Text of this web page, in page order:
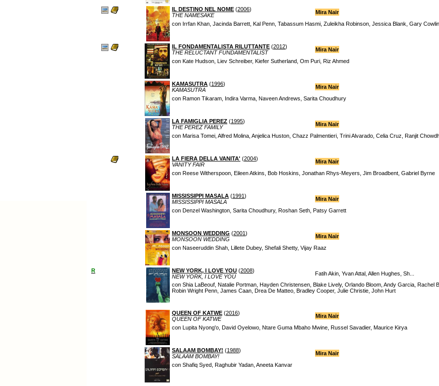
IL DESTINO NEL NOME (2006)
THE NAMESAKE
Mira Nair
con Irrfan Khan, Jacinda Barrett, Kal Penn, Tabassum Hasmi, Zuleikha Robinson, Jessica Blank, Gary
IL FONDAMENTALISTA RILUTTANTE (2012)
THE RELUCTANT FUNDAMENTALIST
Mira Nair
con Kate Hudson, Liev Schreiber, Kiefer Sutherland, Om Puri, Riz Ahmed
KAMASUTRA (1996)
KAMASUTRA
Mira Nair
con Ramon Tikaram, Indira Varma, Naveen Andrews, Sarita Choudhury
LA FAMIGLIA PEREZ (1995)
THE PEREZ FAMILY
Mira Nair
con Marisa Tomei, Alfred Molina, Anjelica Huston, Chazz Palmentieri, Trini Alvarado, Celia Cruz, Ranjit
LA FIERA DELLA VANITA' (2004)
VANITY FAIR
Mira Nair
con Reese Witherspoon, Eileen Atkins, Bob Hoskins, Jonathan Rhys-Meyers, Jim Broadbent, Gabriel Byrne
MISSISSIPPI MASALA (1991)
MISSISSIPPI MASALA
Mira Nair
con Denzel Washington, Sarita Choudhury, Roshan Seth, Patsy Garrett
MONSOON WEDDING (2001)
MONSOON WEDDING
Mira Nair
con Naseeruddin Shah, Lillete Dubey, Shefali Shetty, Vijay Raaz
R NEW YORK, I LOVE YOU (2008)
NEW YORK, I LOVE YOU
Fatih Akin, Yvan Attal, Allen Hughes, Sh...
con Shia LaBeouf, Natalie Portman, Hayden Christensen, Blake Lively, Orlando Bloom, Andy Garcia, Rachel
Robin Wright Penn, James Caan, Drea De Matteo, Bradley Cooper, Julie Christie, John Hurt
QUEEN OF KATWE (2016)
QUEEN OF KATWE
Mira Nair
con Lupita Nyong'o, David Oyelowo, Ntare Guma Mbaho Mwine, Russel Savadier, Maurice Kirya
SALAAM BOMBAY! (1988)
SALAAM BOMBAY!
Mira Nair
con Shafiq Syed, Raghubir Yadan, Aneeta Kanvar